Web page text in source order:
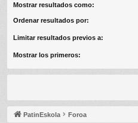
Mostrar resultados como:
Ordenar resultados por:
Limitar resultados previos a:
Mostrar los primeros:
PatinEskola Foroa